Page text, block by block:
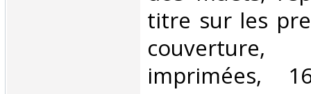
titre sur les
couverture,
imprimées,